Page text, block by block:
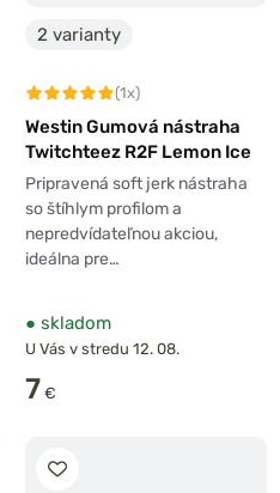
2 varianty
(1x)
Westin Gumová nástraha
Twitchteez R2F Lemon Ice
Pripravená soft jerk nástraha
so štíhlym profilom a
nepredvídateľnou akciou,
ideálna pre…
● skladom
U Vás v stredu 12. 08.
7 €